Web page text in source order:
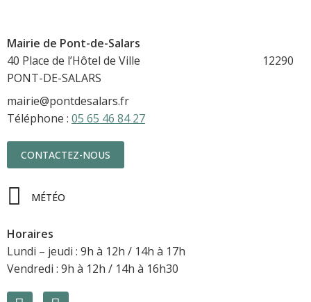
Mairie de Pont-de-Salars
40 Place de l’Hôtel de Ville 12290
PONT-DE-SALARS
mairie@pontdesalars.fr
Téléphone : 05 65 46 84 27
CONTACTEZ-NOUS
MÉTÉO
Horaires
Lundi – jeudi : 9h à 12h / 14h à 17h
Vendredi : 9h à 12h / 14h à 16h30